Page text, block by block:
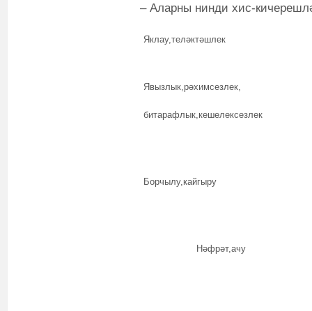
– Аларны нинди хис-
Яклау,теләктәшлек
Явызлык,рәхимсезлек,
битарафлык,кешелексезлек
Борчылу,кайгыру
Нәфрәт,ачу